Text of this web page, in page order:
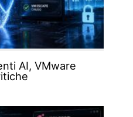
AI, VMware